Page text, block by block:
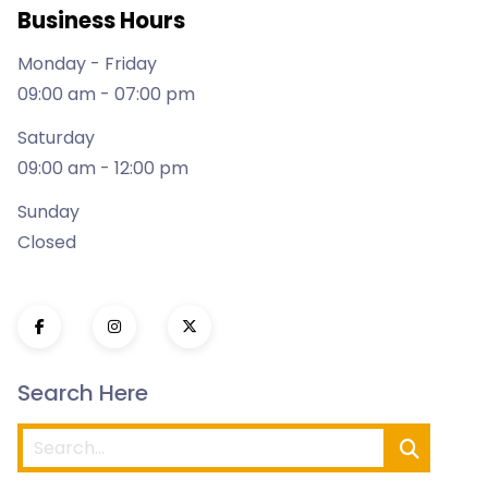
Business Hours
Monday - Friday
09:00 am - 07:00 pm
Saturday
09:00 am - 12:00 pm
Sunday
Closed
Search Here